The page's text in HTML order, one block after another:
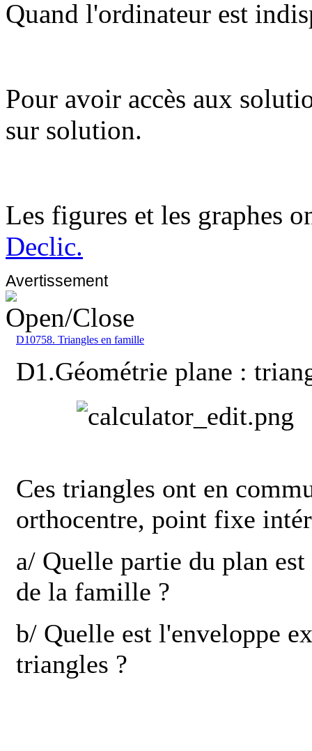
Quand l'ordinateur est
Pour avoir accès aux
sur solution.
Les figures et les graphes
Declic.
Avertissement
D10758. Triangles en famille
D1.Géométrie plane :
Ces triangles ont en
orthocentre, point fixe
a/ Quelle partie du plan
de la famille ?
b/ Quelle est l'enveloppe
triangles ?